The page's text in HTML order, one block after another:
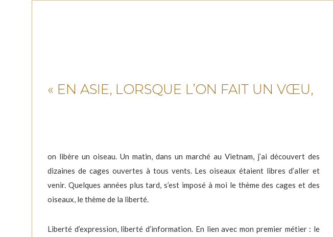
« EN ASIE, LORSQUE L’ON FAIT UN VŒU,
on libère un oiseau. Un matin, dans un marché au Vietnam, j’ai découvert des
dizaines de cages ouvertes à tous vents. Les oiseaux étaient libres d’aller et
venir. Quelques années plus tard, s’est imposé à moi le thème des cages et des
oiseaux, le thème de la liberté.
Liberté d’expression, liberté d’information. En lien avec mon premier métier : le